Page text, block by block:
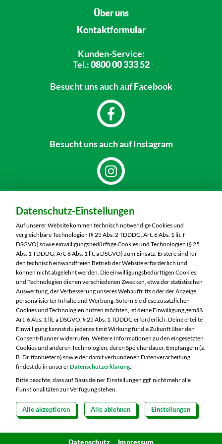
Über uns
Kontaktformular
Kunden-Service:
Tel.:0800 00 333 52
Besucht unsauch auf Facebook
Besucht unsauch auf Instagram
MARKTKAUF Görlitz
Nieskyer Straße 100
02828 Görlitz
Telefon:03581 3670
Markt ändern
Öffnungszeiten diese Woche:
Mo:
07:00 – 20:00 Uhr
Di:
07:00 – 20:00 Uhr
Mi:
07:00 – 20:00 Uhr
Do:
07:00 – 21:00 Uhr
Fr:
07:00 – 21:00 Uhr
Copyright 2026 © MARKTKAUF Datenschutz
Impressum
Hinweisgebersystem Menschenrechte
Cookie-Einstellungen
Datenschutz-Einstellungen
Auf unserer Website kommen technisch notwendige Cookies und
vergleichbare Technologien (§ 25 Abs. 2 TDDDG, Art. 6 Abs. 1 lit. f
DSGVO) sowie einwilligungsbedürftige Cookies und Technologien (§ 25
Abs. 1 TDDDG, Art. 6 Abs. 1 lit. a DSGVO) zum Einsatz. Erstere sind für
den technisch einwandfreien Betrieb der Website erforderlich und
können nicht abgelehnt werden. Die einwilligungsbedürftigen Cookies
und Technologien dienen verschiedenen Zwecken, etwa der statistischen
Auswertung, der Verbesserung unseres Webauftritts oder der Anzeige
personalisierter Inhalte und Werbung. Sofern Sie diese zusätzlichen
Cookies und Technologien nutzen möchten, ist deine Einwilligung gemäß
Art. 6 Abs. 1 lit. a DSGVO, § 25 Abs. 1 TDDDG erforderlich. Deine erteilte
Einwilligung kannst du jederzeit mit Wirkung für die Zukunft über den
Consent-Banner widerrufen. Weitere Informationen zu den eingesetzten
Cookies und anderen Technologien, deren Speicherdauer, Empfängern (z.
B. Drittanbietern) sowie der damit verbundenen Datenverarbeitung
findest du in unsererDatenschutzerklärung.
Bitte beachte, dass auf Basis deiner Einstellungen ggf. nicht mehr alle
Funktionalitäten zur Verfügung stehen.
Alle akzeptieren Alle ablehnen Einstellungen
Datenschutz Impressum